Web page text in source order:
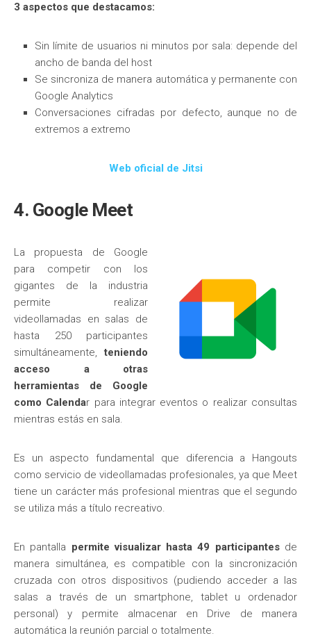
3 aspectos que destacamos:
Sin límite de usuarios ni minutos por sala: depende del
ancho de banda del host
Se sincroniza de manera automática y permanente con
Google Analytics
Conversaciones cifradas por defecto, aunque no de
extremos a extremo
Web oficial de Jitsi
4. Google Meet
La propuesta de Google
para competir con los
gigantes de la industria
permite realizar
videollamadas en salas de
hasta 250 participantes
simultáneamente,teniendo
acceso a otras
herramientas de Google
como Calendar para integrar eventos o realizar consultas
mientras estás en sala.
Es un aspecto fundamental que diferencia a Hangouts
como servicio de videollamadas profesionales, ya que Meet
tiene un carácter más profesional mientras que el segundo
se utiliza más a título recreativo.
En pantalla permite visualizar hasta 49 participantesde
manera simultánea, es compatible con la sincronización
cruzada con otros dispositivos (pudiendo acceder a las
salas a través de un smartphone, tablet u ordenador
personal) y permite almacenar en Drive de manera
automática la reunión parcial o totalmente.